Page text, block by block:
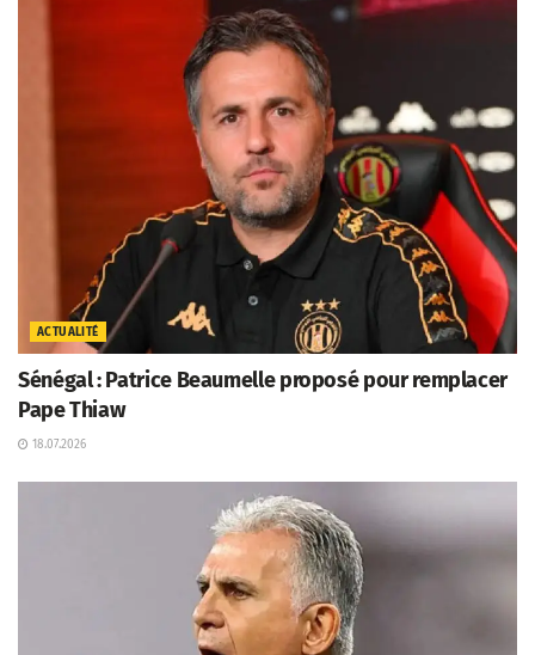
ACTUALITÉ
Sénégal : Patrice Beaumelle proposé pour remplacer
Pape Thiaw
18.07.2026